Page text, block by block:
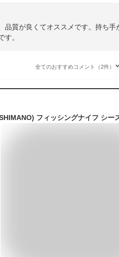
品質が良くてオススメです。持ち
す。
全てのおすすめコメント（2件）